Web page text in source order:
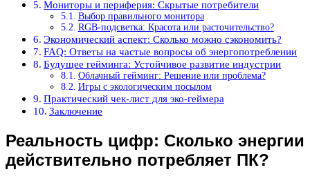
Мониторы и периферия: Скрытые потребители
Выбор правильного монитора
RGB-подсветка: Красота или расточительство?
Экономический аспект: Сколько можно сэкономить?
FAQ: Ответы на частые вопросы об энергопотреблении
Будущее гейминга: Устойчивое развитие индустрии
Облачный гейминг: Решение или проблема?
Игры с экологическим посылом
Практический чек-лист для эко-геймера
Заключение
Реальность цифр: Сколько энергии
действительно потребляет ПК?